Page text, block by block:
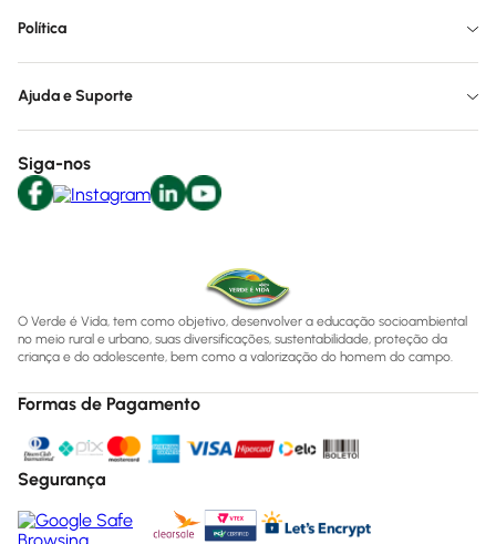
Política
Ajuda e Suporte
Siga-nos
O Verde é Vida, tem como objetivo, desenvolver a educação socioambiental
no meio rural e urbano, suas diversificações, sustentabilidade, proteção da
criança e do adolescente, bem como a valorização do homem do campo.
Formas de Pagamento
Segurança